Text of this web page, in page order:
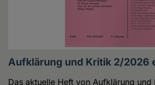
Aufklärung und Kritik 2/2026
Das aktuelle Heft von Aufklärung und